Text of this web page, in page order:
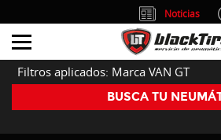
Filtros aplicados: Marca VAN GT
BUSCA TU
Noticias
914 353 309
Atención al